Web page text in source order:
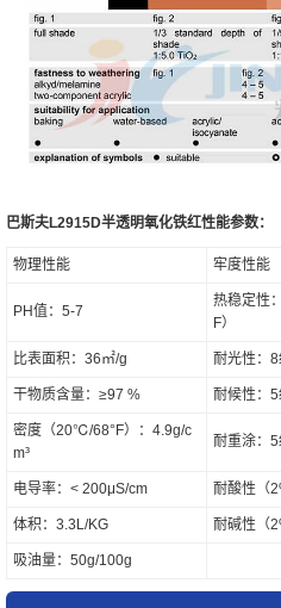
巴斯夫L2915D半透明氧化铁红性能参数：
物理性能 牢度性能
PH值：5-7
热稳定性
F）
比表面积：36㎡/g 耐光性：8
干物质含量：≥97 % 耐候性：5
密度（20℃/68°F）：4.9g/c
m³
耐重涂：5
电导率：< 200μS/cm 耐酸性（
体积：3.3L/KG 耐碱性（
吸油量：50g/100g